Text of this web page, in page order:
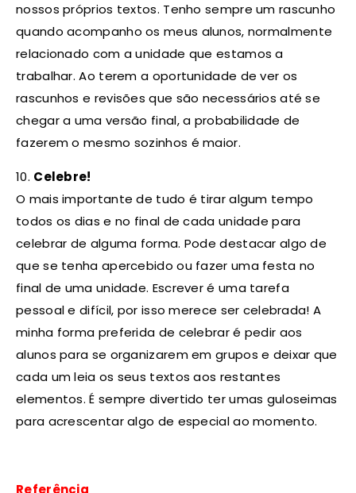
nossos próprios textos. Tenho sempre um rascunho
quando acompanho os meus alunos, normalmente
relacionado com a unidade que estamos a
trabalhar. Ao terem a oportunidade de ver os
rascunhos e revisões que são necessários até se
chegar a uma versão final, a probabilidade de
fazerem o mesmo sozinhos é maior.
10. Celebre!
O mais importante de tudo é tirar algum tempo
todos os dias e no final de cada unidade para
celebrar de alguma forma. Pode destacar algo de
que se tenha apercebido ou fazer uma festa no
final de uma unidade. Escrever é uma tarefa
pessoal e difícil, por isso merece ser celebrada! A
minha forma preferida de celebrar é pedir aos
alunos para se organizarem em grupos e deixar que
cada um leia os seus textos aos restantes
elementos. É sempre divertido ter umas guloseimas
para acrescentar algo de especial ao momento.